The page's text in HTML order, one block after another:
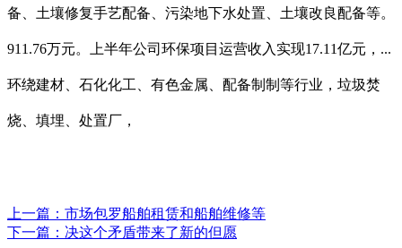
备、土壤修复手艺配备、污染地下水处置、土壤改良配备等。
911.76万元。上半年公司环保项目运营收入实现17.11亿元，...
环绕建材、石化化工、有色金属、配备制制等行业，垃圾焚
烧、填埋、处置厂，
上一篇： 市场包罗船舶租赁和船舶维修等
下一篇： 决这个矛盾带来了新的但愿